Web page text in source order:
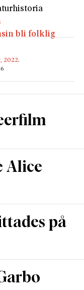
bli folklig
2022.
Alice
på